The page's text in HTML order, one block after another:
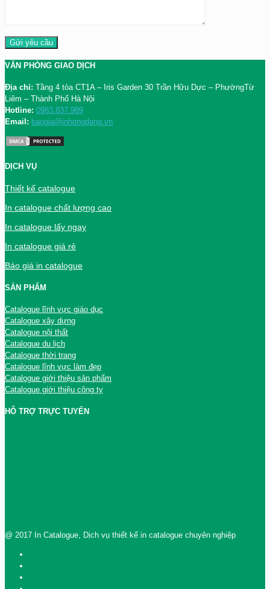
VĂN PHÒNG GIAO DỊCH
Địa chỉ: Tầng 4 tòa CT1A – Iris Garden 30 Trần Hữu Dực – PhườngTừ
Liêm – Thành Phố Hà Nội
Hotline: 0983.837.989
Email: baogia@inhongdang.vn
DỊCH VỤ
Thiết kế catalogue
In catalogue chất lượng cao
In catalogue lấy ngay
In catalogue giá rẻ
Báo giá in catalogue
SẢN PHẨM
Catalogue lĩnh vực giáo dục
Catalogue xây dựng
Catalogue nội thất
Catalogue du lịch
Catalogue thời trang
Catalogue lĩnh vực làm đẹp
Catalogue giới thiệu sản phẩm
Catalogue giới thiệu công ty
HỖ TRỢ TRỰC TUYẾN
@ 2017 In Catalogue, Dịch vụ thiết kế in catalogue chuyên nghiệp